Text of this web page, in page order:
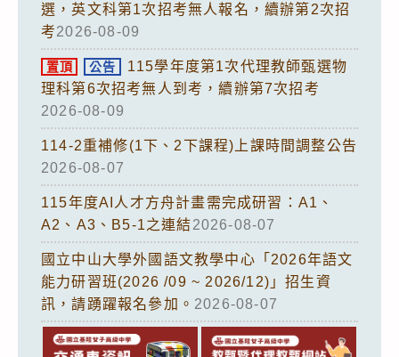
選，英文科第1次招考無人報名，續辦第2次招
考2026-08-09
置頂 公告
115學年度第1次代理教師甄選物
理科第6次招考無人到考，續辦第7次招考
2026-08-09
114-2重補修(1下、2下課程)上課時間調整公告
2026-08-07
115年度AI人才方舟計畫需完成研習：A1、
A2、A3、B5-1之連結2026-08-07
國立中山大學外國語文教學中心「2026年語文
能力研習班(2026 /09 ~ 2026/12)」招生資
訊，請踴躍報名參加。 2026-08-07